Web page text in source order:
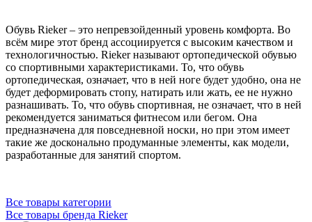
Обувь Rieker – это непревзойденный уровень комфорта. Во
всём мире этот бренд ассоциируется с высоким качеством и
технологичностью. Rieker называют ортопедической обувью
со спортивными характеристиками. То, что обувь
ортопедическая, означает, что в ней ноге будет удобно, она не
будет деформировать стопу, натирать или жать, ее не нужно
разнашивать. То, что обувь спортивная, не означает, что в ней
рекомендуется заниматься фитнесом или бегом. Она
предназначена для повседневной носки, но при этом имеет
такие же досконально продуманные элементы, как модели,
разработанные для занятий спортом.
Все товары категории
Все товары бренда Rieker